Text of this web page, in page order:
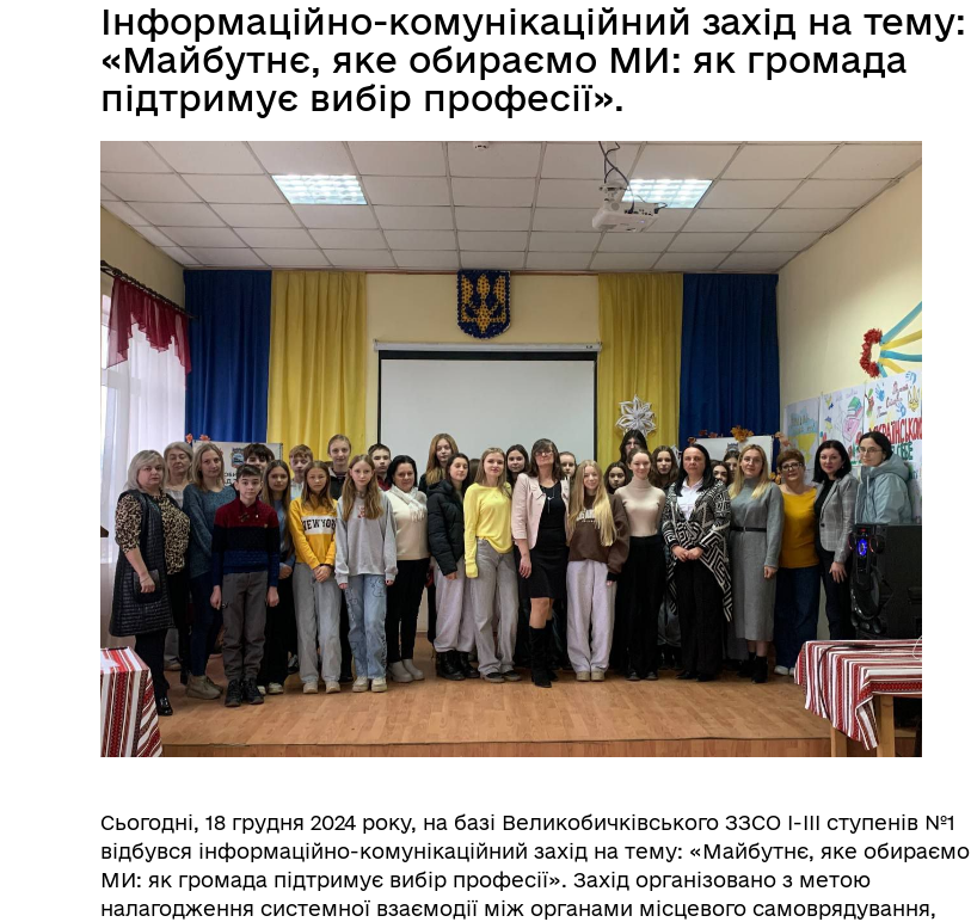
Герої не вмирають
Інформаційно-комунікаційний захід на тему:
«Майбутнє, яке обираємо МИ: як громада
підтримує вибір професії».
Сьогодні, 18 грудня 2024 року, на базі Великобичківського ЗЗСО І-ІІІ ступенів №1
відбувся інформаційно-комунікаційний захід на тему: «Майбутнє, яке обираємо
МИ: як громада підтримує вибір професії». Захід організовано з метою
налагодження системної взаємодії між органами місцевого самоврядування,